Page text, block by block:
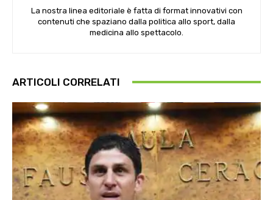
La nostra linea editoriale è fatta di format innovativi con
contenuti che spaziano dalla politica allo sport, dalla
medicina allo spettacolo.
ARTICOLI CORRELATI